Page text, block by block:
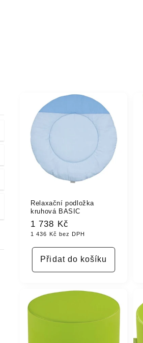
Relaxační podložka
kruhová BASIC
Běžná
cena
1 738 Kč
1 436 Kč bez DPH
Přidat do košíku